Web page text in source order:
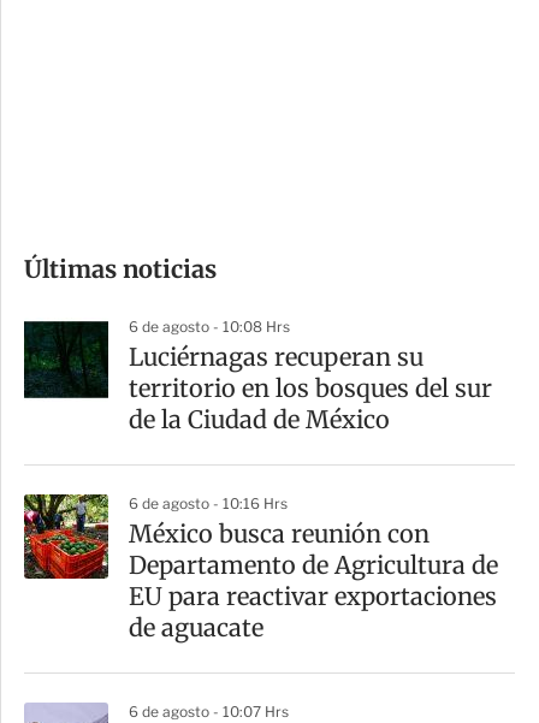
m
a
r
Últimas noticias
6 de agosto - 10:08 Hrs
Luciérnagas recuperan su
territorio en los bosques del sur
de la Ciudad de México
6 de agosto - 10:16 Hrs
México busca reunión con
Departamento de Agricultura de
EU para reactivar exportaciones
de aguacate
6 de agosto - 10:07 Hrs